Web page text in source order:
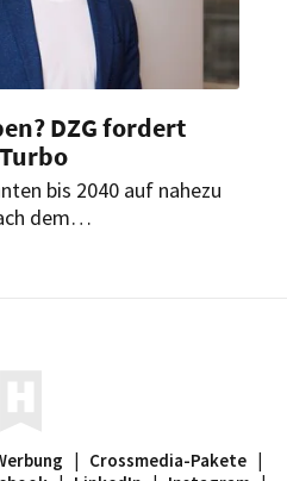
DZG fordert
bis 2040 auf nahezu
dem
Crossmedia-Pakete